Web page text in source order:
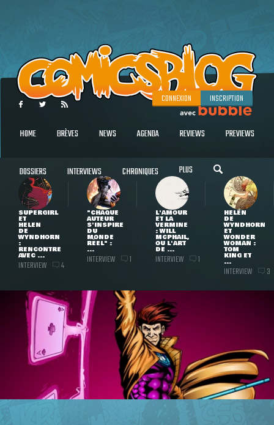
CONNEXION INSCRIPTION
HOME BRÈVES NEWS AGENDA REVIEWS PREVIEWS
DOSSIERS INTERVIEWS CHRONIQUES PLUS
SUPERGIRL
ET
HELEN
DE
WYNDHORN
:
RENCONTRE
AVEC ...
INTERVIEW 4
"CHAQUE
AUTEUR
S'INSPIRE
DU
MONDE
RÉEL" :
...
INTERVIEW 1
L'AMOUR
ET LA
VERMINE
: WILL
MCPHAIL,
OU L'ART
DE ...
INTERVIEW 1
HELEN
DE
WYNDHORN
ET
WONDER
WOMAN :
TOM
KING ET
...
INTERVIEW 3